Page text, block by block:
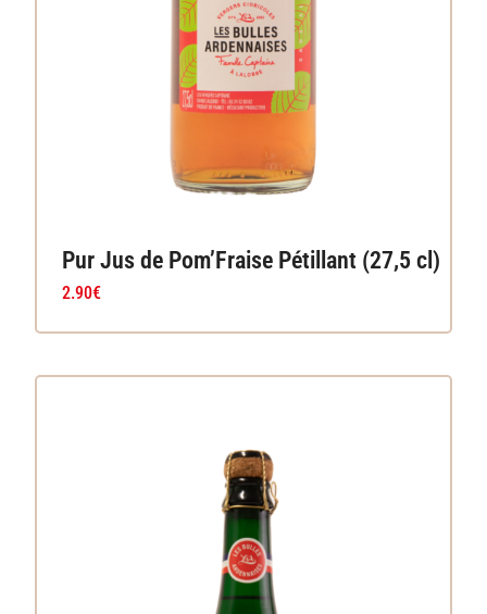
Pur Jus de Pom’Fraise Pétillant (27,5 cl)
2.90€